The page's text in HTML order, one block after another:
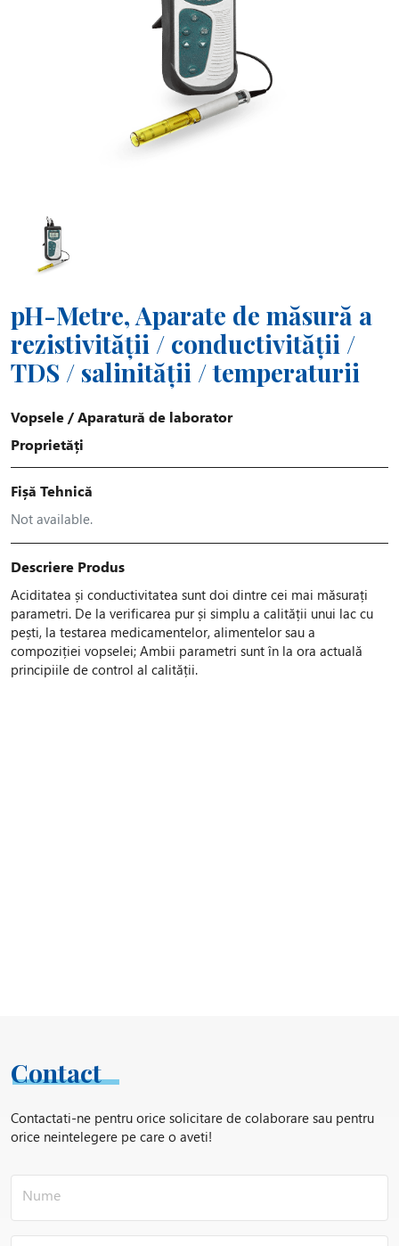
pH-Metre, Aparate de măsură a
rezistivității / conductivității /
TDS / salinității / temperaturii
Vopsele /Aparatură de laborator
Proprietăți
Fișă Tehnică
Not available.
Descriere Produs
Aciditatea și conductivitatea sunt doi dintre cei mai măsurați
parametri. De la verificarea pur și simplu a calității unui lac cu
pești, la testarea medicamentelor, alimentelor sau a
compoziției vopselei; Ambii parametri sunt în la ora actuală
principiile de control al calității.
Contact
Contactati-ne pentru orice solicitare de colaborare sau pentru
orice neintelegere pe care o aveti!